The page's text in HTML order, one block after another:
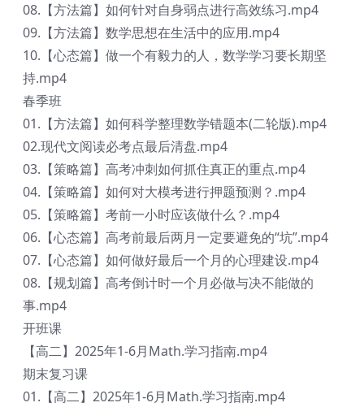
08.【方法篇】如何针对自身弱点进行高效练习.mp4
09.【方法篇】数学思想在生活中的应用.mp4
10.【心态篇】做一个有毅力的人，数学学习要长期坚
持.mp4
春季班
01.【方法篇】如何科学整理数学错题本(二轮版).mp4
02.现代文阅读必考点最后清盘.mp4
03.【策略篇】高考冲刺如何抓住真正的重点.mp4
04.【策略篇】如何对大模考进行押题预测？.mp4
05.【策略篇】考前一小时应该做什么？.mp4
06.【心态篇】高考前最后两月一定要避免的“坑”.mp4
07.【心态篇】如何做好最后一个月的心理建设.mp4
08.【规划篇】高考倒计时一个月必做与决不能做的
事.mp4
开班课
【高二】2025年1-6月Math.学习指南.mp4
期末复习课
01.【高二】2025年1-6月Math.学习指南.mp4